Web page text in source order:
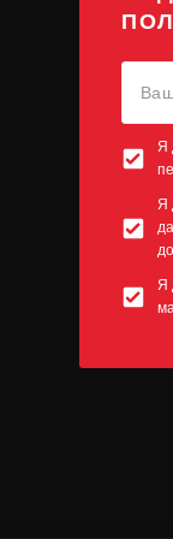
Я
Я
Я